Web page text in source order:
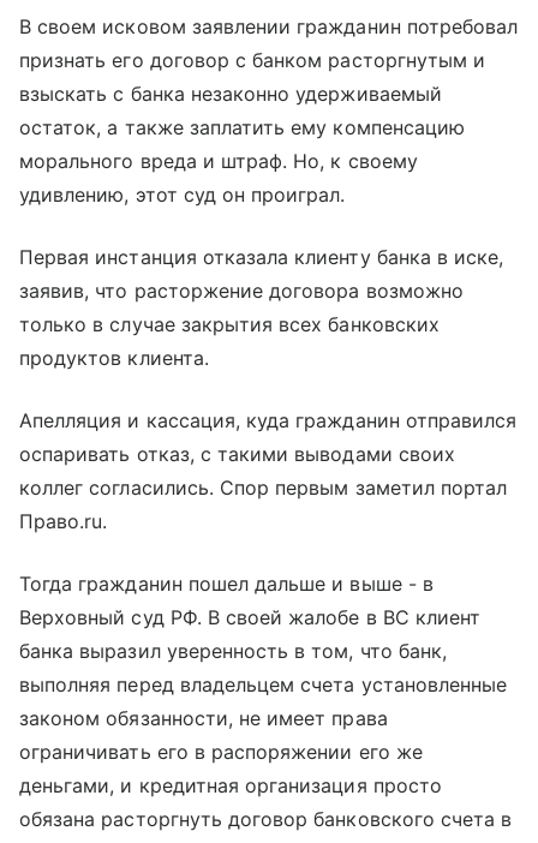
В своем исковом заявлении гражданин потребовал
признать его договор с банком расторгнутым и
взыскать с банка незаконно удерживаемый
остаток, а также заплатить ему компенсацию
морального вреда и штраф. Но, к своему
удивлению, этот суд он проиграл.
Первая инстанция отказала клиенту банка в иске,
заявив, что расторжение договора возможно
только в случае закрытия всех банковских
продуктов клиента.
Апелляция и кассация, куда гражданин отправился
оспаривать отказ, с такими выводами своих
коллег согласились. Спор первым заметил портал
Право.ru.
Тогда гражданин пошел дальше и выше - в
Верховный суд РФ. В своей жалобе в ВС клиент
банка выразил уверенность в том, что банк,
выполняя перед владельцем счета установленные
законом обязанности, не имеет права
ограничивать его в распоряжении его же
деньгами, и кредитная организация просто
обязана расторгнуть договор банковского счета в